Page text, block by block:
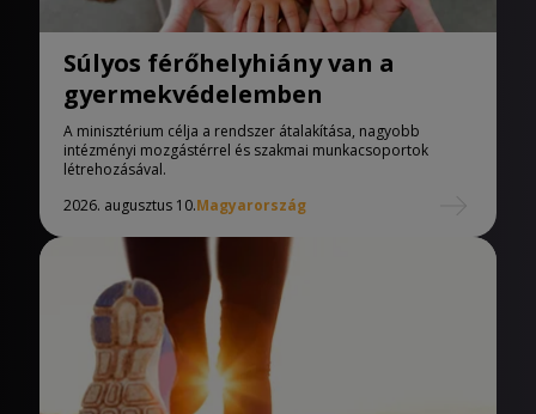
Súlyos férőhelyhiány van a
gyermekvédelemben
A minisztérium célja a rendszer átalakítása, nagyobb
intézményi mozgástérrel és szakmai munkacsoportok
létrehozásával.
2026. augusztus 10.Magyarország